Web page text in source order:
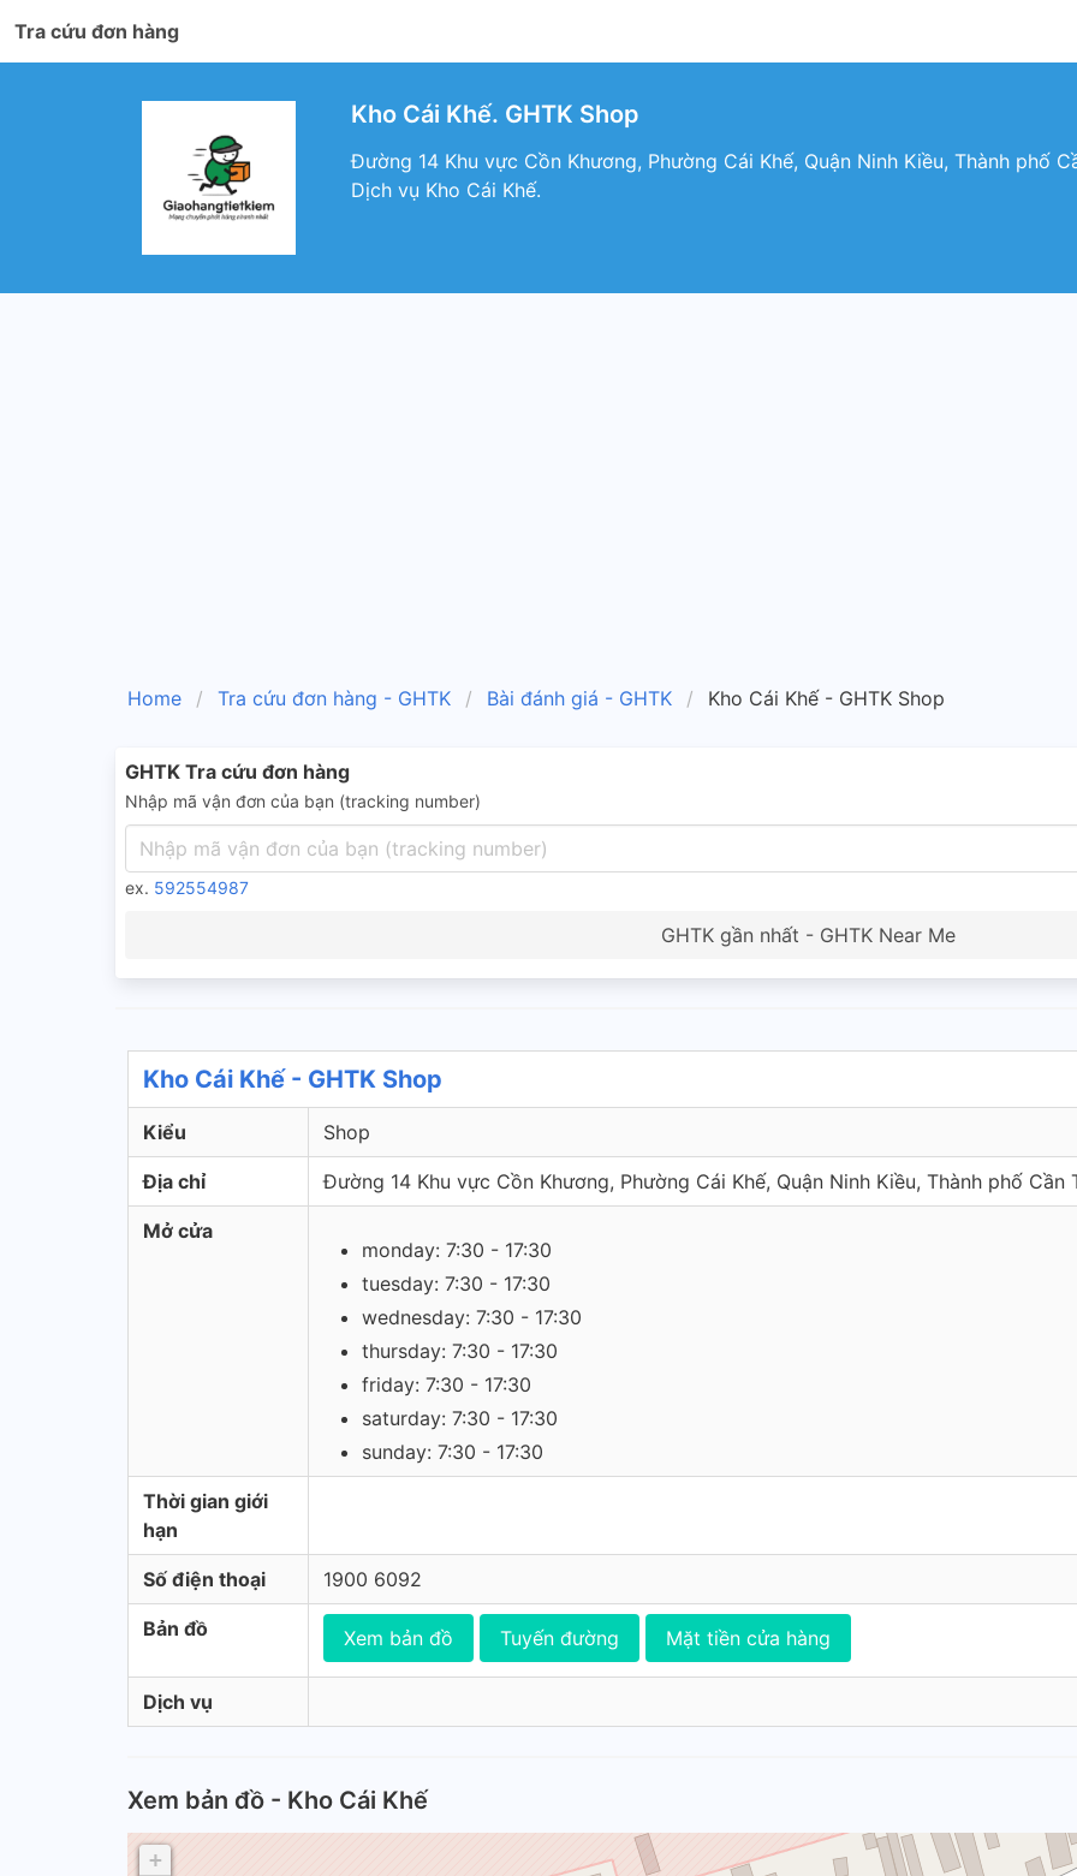
Tra cứu đơn hàng
Kho Cái Khế. GHTK Shop
Đường 14 Khu vực Cồn Khương, Phường Cái Khế, Quận Ninh Kiều, Thành phố
Dịch vụ Kho Cái Khế.
Home Tra cứu đơn hàng - GHTK Bài đánh giá - GHTK Kho Cái Khế - GHTK Shop
GHTK Tra cứu đơn hàng
Nhập mã vận đơn của bạn (tracking number)
ex. 592554987
GHTK gần nhất - GHTK Near Me
Kho Cái Khế - GHTK Shop
Kiểu Shop
Địa chỉ Đường 14 Khu vực Cồn Khương, Phường Cái Khế, Quận Ninh Kiều, Thành phố Cần
Mở cửa
monday: 7:30 - 17:30
tuesday: 7:30 - 17:30
wednesday: 7:30 - 17:30
thursday: 7:30 - 17:30
friday: 7:30 - 17:30
saturday: 7:30 - 17:30
sunday: 7:30 - 17:30
Thời gian giới
hạn
Số điện thoại 1900 6092
Bản đồ Xem bản đồ Tuyến đường Mặt tiền cửa hàng
Dịch vụ
Xem bản đồ - Kho Cái Khế
+